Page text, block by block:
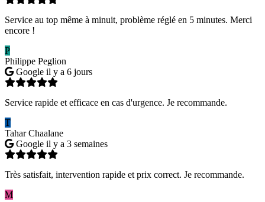
Service au top même à minuit, problème réglé en 5 minutes. Merci
encore !
P
Philippe Peglion
Google il y a 6 jours
Service rapide et efficace en cas d'urgence. Je recommande.
T
Tahar Chaalane
Google il y a 3 semaines
Très satisfait, intervention rapide et prix correct. Je recommande.
M